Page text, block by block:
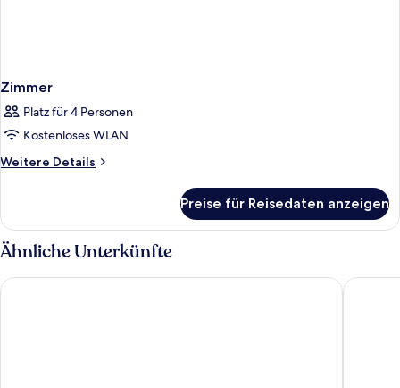
Zimmer
Platz für 4 Personen
Kostenloses WLAN
Weitere Details
Weitere
Preise für Reisedaten anzeigen
Ähnliche Unterkünfte
Hotel Sursee Hotel